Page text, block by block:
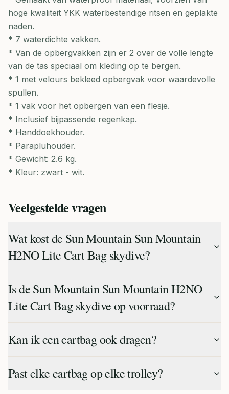
hoge kwaliteit YKK waterbestendige ritsen en geplakte
naden.
* 7 waterdichte vakken.
* Van de opbergvakken zijn er 2 over de volle lengte
van de tas speciaal om kleding op te bergen.
* 1 met velours bekleed opbergvak voor waardevolle
spullen.
* 1 vak voor het opbergen van een flesje.
* Inclusief bijpassende regenkap.
* Handdoekhouder.
* Parapluhouder.
* Gewicht: 2.6 kg.
* Kleur: zwart - wit.
Veelgestelde vragen
Wat kost de Sun Mountain Sun Mountain
H2NO Lite Cart Bag skydive?
Is de Sun Mountain Sun Mountain H2NO
Lite Cart Bag skydive op voorraad?
Kan ik een cartbag ook dragen?
Past elke cartbag op elke trolley?